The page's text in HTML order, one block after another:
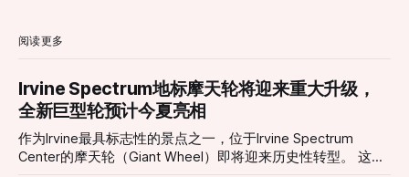
阅读更多
Irvine Spectrum地标摩天轮将迎来重大升级，
全新巨型轮预计今夏亮相
作为Irvine最具标志性的景点之一，位于Irvine Spectrum
Center的摩天轮（Giant Wheel）即将迎来历史性转型。 这座